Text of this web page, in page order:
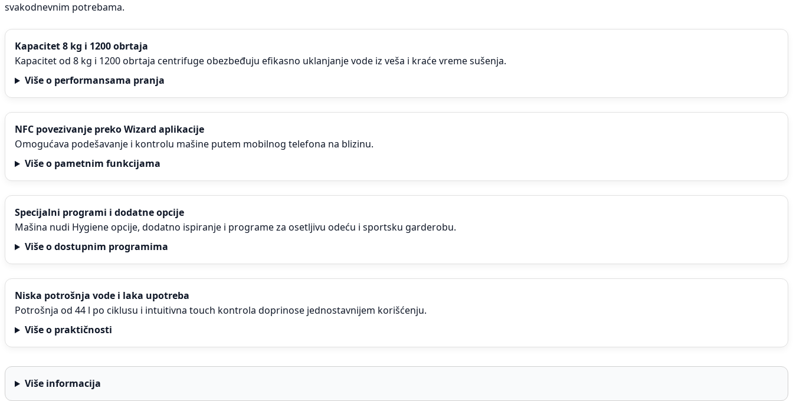
svakodnevnim potrebama.
Kapacitet 8 kg i 1200 obrtaja
Kapacitet od 8 kg i 1200 obrtaja centrifuge obezbeđuju efikasno uklanjanje vode iz veša i kraće vreme sušenja.
Više o performansama pranja
NFC povezivanje preko Wizard aplikacije
Omogućava podešavanje i kontrolu mašine putem mobilnog telefona na blizinu.
Više o pametnim funkcijama
Specijalni programi i dodatne opcije
Mašina nudi Hygiene opcije, dodatno ispiranje i programe za osetljivu odeću i sportsku garderobu.
Više o dostupnim programima
Niska potrošnja vode i laka upotreba
Potrošnja od 44 l po ciklusu i intuitivna touch kontrola doprinose jednostavnijem korišćenju.
Više o praktičnosti
Više informacija